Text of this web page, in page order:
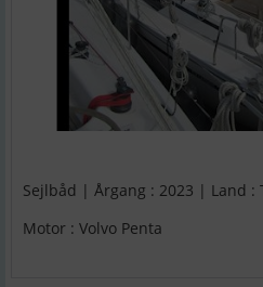
Sejlbåd | Årgang : 2023 | Land :
Motor : Volvo Penta